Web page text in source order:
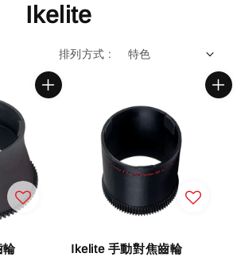
Ikelite
排列方式 :
輪
Ikelite 手動對焦齒輪